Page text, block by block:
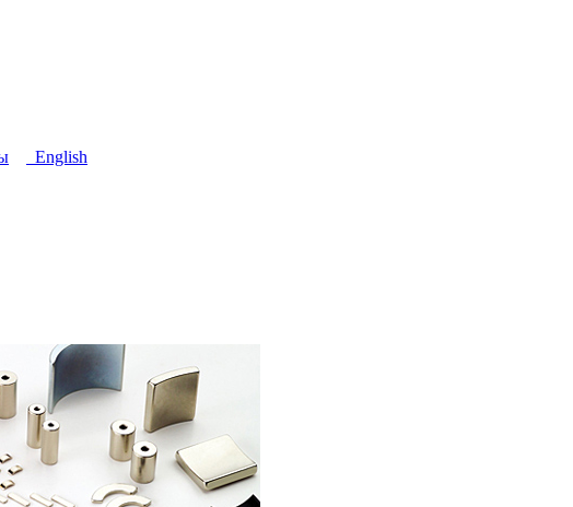
English